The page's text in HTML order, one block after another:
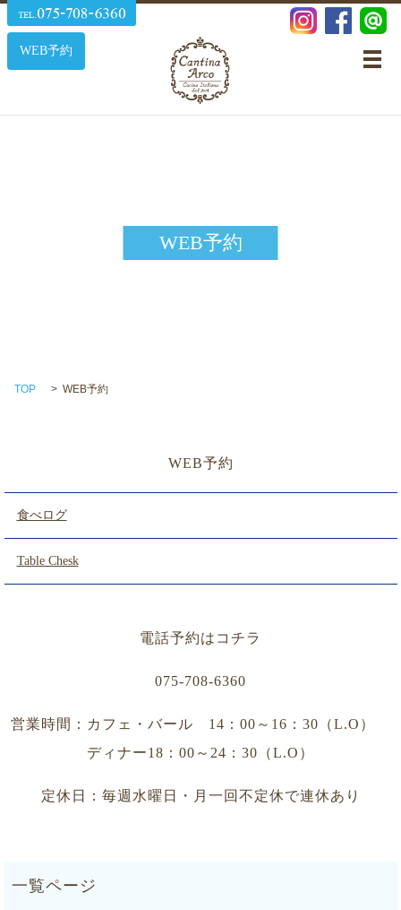
WEB予約
メ
WEB予約
TOP WEB予約
WEB予約
食べログ
Table Chesk
電話予約はコチラ
075-708-6360
営業時間：カフェ・バール 14：00～16：30（L.O）
ディナー18：00～24：30（L.O）
定休日：毎週水曜日・月一回不定休で連休あり